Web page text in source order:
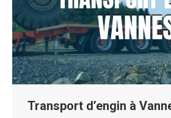
Transport d’engin à